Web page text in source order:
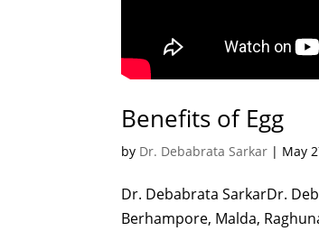
Benefits of Egg
by Dr. Debabrata Sarkar | May
Dr. Debabrata SarkarDr.
Berhampore, Malda,